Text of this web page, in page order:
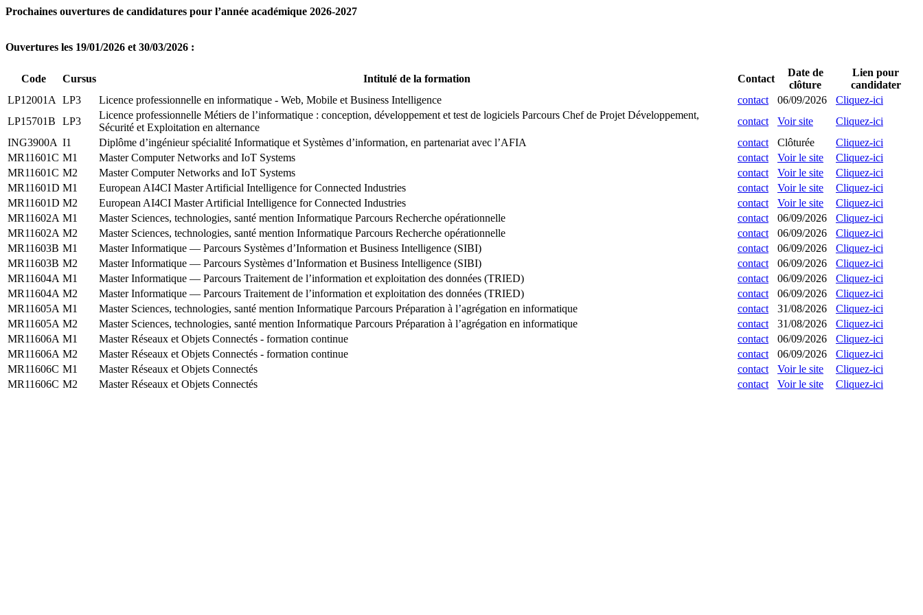
Prochaines ouvertures de candidatures pour l’année académique 2026-2027
Ouvertures les 19/01/2026 et 30/03/2026 :
Code Cursus Intitulé de la formation Contact
Date de
clôture
Lien pour
candidater
LP12001A
LP3 Licence professionnelle en informatique - Web, Mobile et Business Intelligence contact 06/09/2026
Cliquez-ici
LP15701B
LP3
Licence professionnelle Métiers de l’informatique : conception, développement et test de logiciels Parcours Chef de Projet Développement,
Sécurité et Exploitation en alternance
contact Voir site
Cliquez-ici
ING3900A I1 Diplôme d’ingénieur spécialité Informatique et Systèmes d’information, en partenariat avec l’AFIA contact Clôturée
Cliquez-ici
MR11601C M1 Master Computer Networks and IoT Systems contact Voir le site
Cliquez-ici
MR11601C M2 Master Computer Networks and IoT Systems contact Voir le site
Cliquez-ici
MR11601D M1 European AI4CI Master Artificial Intelligence for Connected Industries contact Voir le site
Cliquez-ici
MR11601D M2 European AI4CI Master Artificial Intelligence for Connected Industries contact Voir le site
Cliquez-ici
MR11602A M1 Master Sciences, technologies, santé mention Informatique Parcours Recherche opérationnelle contact 06/09/2026
Cliquez-ici
MR11602A M2 Master Sciences, technologies, santé mention Informatique Parcours Recherche opérationnelle contact 06/09/2026
Cliquez-ici
MR11603B M1 Master Informatique — Parcours Systèmes d’Information et Business Intelligence (SIBI) contact 06/09/2026
Cliquez-ici
MR11603B M2 Master Informatique — Parcours Systèmes d’Information et Business Intelligence (SIBI) contact 06/09/2026
Cliquez-ici
MR11604A M1 Master Informatique — Parcours Traitement de l’information et exploitation des données (TRIED) contact 06/09/2026
Cliquez-ici
MR11604A M2 Master Informatique — Parcours Traitement de l’information et exploitation des données (TRIED) contact 06/09/2026
Cliquez-ici
MR11605A M1 Master Sciences, technologies, santé mention Informatique Parcours Préparation à l’agrégation en informatique contact 31/08/2026
Cliquez-ici
MR11605A M2 Master Sciences, technologies, santé mention Informatique Parcours Préparation à l’agrégation en informatique contact 31/08/2026
Cliquez-ici
MR11606A M1 Master Réseaux et Objets Connectés - formation continue contact 06/09/2026
Cliquez-ici
MR11606A M2 Master Réseaux et Objets Connectés - formation continue contact 06/09/2026
Cliquez-ici
MR11606C M1 Master Réseaux et Objets Connectés contact Voir le site
Cliquez-ici
MR11606C M2 Master Réseaux et Objets Connectés contact Voir le site Cliquez-ici